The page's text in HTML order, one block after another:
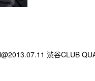
渋谷CLUB